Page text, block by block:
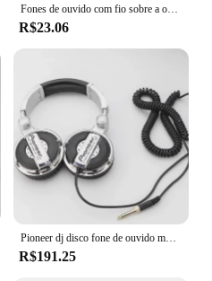
Fones de ouvido com fio sobre a orelha, som hd, baixo, som hifi, música, estéreo, flexível, ajustável, para pc, telefone
R$23.06
Pioneer dj disco fone de ouvido música fones de ouvido ajuste monitor fones de ouvido do telefone móvel computador presente personalizado
R$191.25